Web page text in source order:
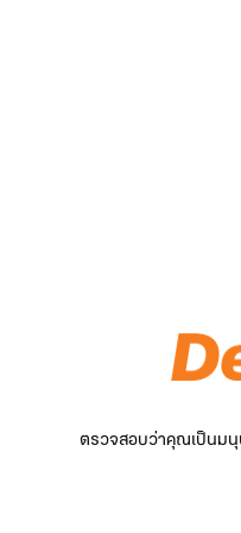
ตรวจสอบว่าคุณเป็นมนุ